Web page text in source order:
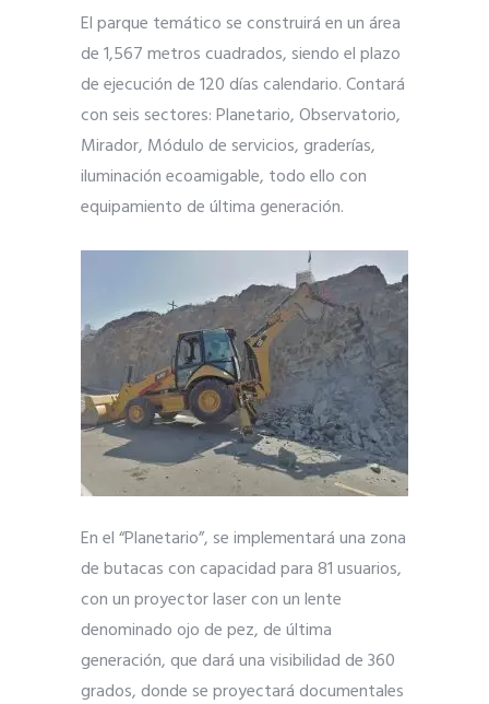
El parque temático se construirá en un área
de 1,567 metros cuadrados, siendo el plazo
de ejecución de 120 días calendario. Contará
con seis sectores: Planetario, Observatorio,
Mirador, Módulo de servicios, graderías,
iluminación ecoamigable, todo ello con
equipamiento de última generación.
En el “Planetario”, se implementará una zona
de butacas con capacidad para 81 usuarios,
con un proyector laser con un lente
denominado ojo de pez, de última
generación, que dará una visibilidad de 360
grados, donde se proyectará documentales